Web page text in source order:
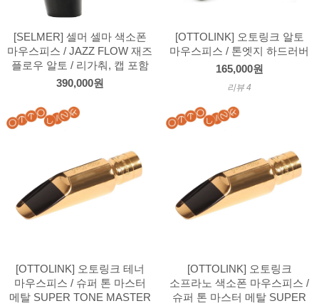
[SELMER] 셀머 셀마 색소폰
마우스피스 / JAZZ FLOW 재즈
플로우 알토 / 리가춰, 캡 포함
390,000원
[OTTOLINK] 오토링크 알토
마우스피스 / 톤엣지 하드러버
165,000원
리뷰 4
[OTTOLINK] 오토링크 테너
마우스피스 / 슈퍼 톤 마스터
메탈 SUPER TONE MASTER
[OTTOLINK] 오토링크
소프라노 색소폰 마우스피스 /
슈퍼 톤 마스터 메탈 SUPER